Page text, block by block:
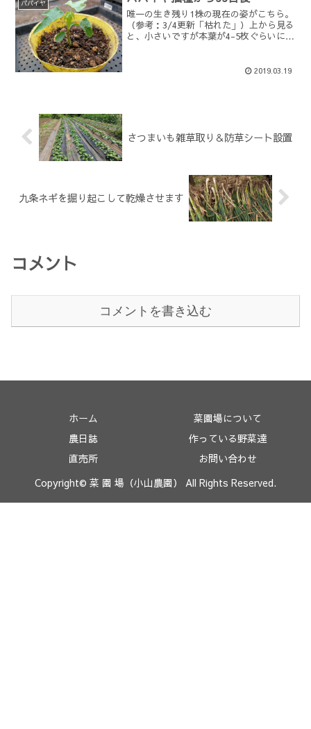
料理を食べられるので、...
パパイヤ
唯一の生き残り1株の現在の姿がこちら。
（参考：3/4更新「枯れた」）上から見る
と、小さいですが本葉が4-5枚ぐらいにな
5cm弱。油断するとあっという間に枯れ
2019.03.19
さつまいも雑草取り＆防草シート設置
九条ネギを掘り起こして乾燥させます
コメント
コメントを書き込む
ホーム
菜園場について
農日誌
作っている野菜達
直売所
お問い合わせ
Copyright© 菜 園 場（小山農園） All Rights Reserved.